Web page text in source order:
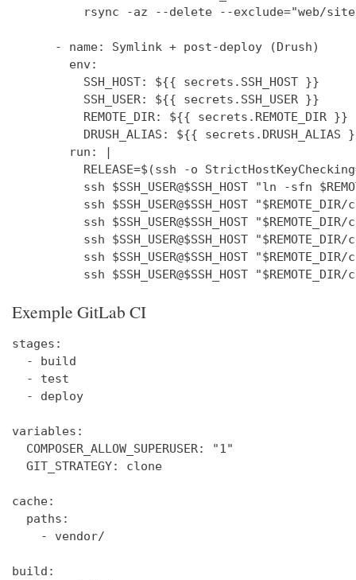
rsync -az --delete --exclude="web/
      - name: Symlink + post-deploy (Drush)
        env:
          SSH_HOST: ${{ secrets.SSH_HOST }}
          SSH_USER: ${{ secrets.SSH_USER }}
          REMOTE_DIR: ${{ secrets.REMOTE_DIR }}
DRUSH_ALIAS: ${{ secrets.DRUSH_ALIAS
        run: |
RELEASE=$(ssh -o
ssh $SSH_USER@$SSH_HOST "ln -sfn
ssh $SSH_USER@$SSH_HOST
ssh $SSH_USER@$SSH_HOST
ssh $SSH_USER@$SSH_HOST
ssh $SSH_USER@$SSH_HOST
Exemple GitLab CI
stages:
  - build
  - test
  - deploy
variables:
  COMPOSER_ALLOW_SUPERUSER: "1"
  GIT_STRATEGY: clone
cache:
  paths:
    - vendor/
build: